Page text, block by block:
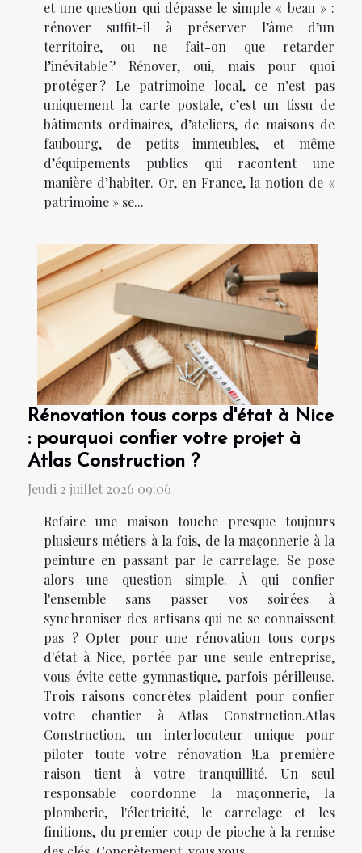
et une question qui dépasse le simple « beau » :
rénover suffit-il à préserver l’âme d’un
territoire, ou ne fait-on que retarder
l’inévitable ? Rénover, oui, mais pour quoi
protéger ? Le patrimoine local, ce n’est pas
uniquement la carte postale, c’est un tissu de
bâtiments ordinaires, d’ateliers, de maisons de
faubourg, de petits immeubles, et même
d’équipements publics qui racontent une
manière d’habiter. Or, en France, la notion de «
patrimoine » se...
Rénovation tous corps d'état à Nice
: pourquoi confier votre projet à
Atlas Construction ?
Jeudi 2 juillet 2026 09:06
Refaire une maison touche presque toujours
plusieurs métiers à la fois, de la maçonnerie à la
peinture en passant par le carrelage. Se pose
alors une question simple. À qui confier
l'ensemble sans passer vos soirées à
synchroniser des artisans qui ne se connaissent
pas ? Opter pour une rénovation tous corps
d'état à Nice, portée par une seule entreprise,
vous évite cette gymnastique, parfois périlleuse.
Trois raisons concrètes plaident pour confier
votre chantier à Atlas Construction.Atlas
Construction, un interlocuteur unique pour
piloter toute votre rénovation !La première
raison tient à votre tranquillité. Un seul
responsable coordonne la maçonnerie, la
plomberie, l'électricité, le carrelage et les
finitions, du premier coup de pioche à la remise